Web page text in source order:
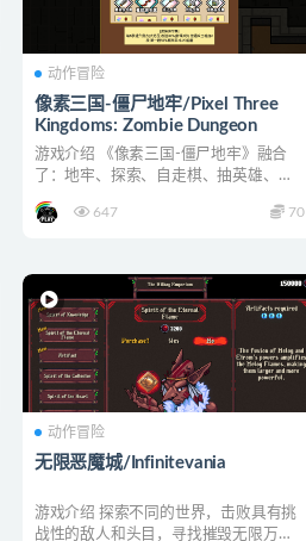
动作冒险
像素三国-僵尸地牢/Pixel Three
Kingdoms: Zombie Dungeon
游戏介绍 《像素三国-僵尸地牢》融合
了：地牢、探索、自走棋、抽英雄、抽
647
70
动作冒险
无限恶魔城/Infinitevania
游戏介绍 探索不同的世界，击败具有挑
战性的敌人和头目，寻找摧毁无限万尼